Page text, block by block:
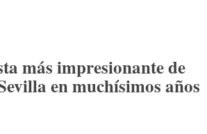
más impresionante de
en muchísimos años